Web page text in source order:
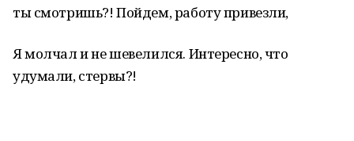
ты смотришь?! Пойдем, работу привезли,
Я молчал и не шевелился. Интересно, что
удумали, стервы?!